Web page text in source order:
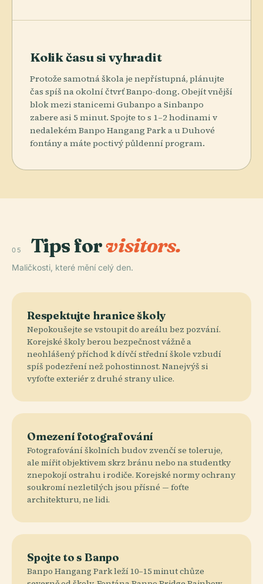
Kolik času si vyhradit
Protože samotná škola je nepřístupná, plánujte
čas spíš na okolní čtvrť Banpo-dong. Obejít vnější
blok mezi stanicemi Gubanpo a Sinbanpo
zabere asi 5 minut. Spojte to s 1–2 hodinami v
nedalekém Banpo Hangang Park a u Duhové
fontány a máte poctivý půldenní program.
05 Tips forvisitors.
Maličkosti, které mění celý den.
Respektujte hranice školy
Nepokoušejte se vstoupit do areálu bez pozvání.
Korejské školy berou bezpečnost vážně a
neohlášený příchod k dívčí střední škole vzbudí
spíš podezření než pohostinnost. Nanejvýš si
vyfoťte exteriér z druhé strany ulice.
Omezení fotografování
Fotografování školních budov zvenčí se toleruje,
ale mířit objektivem skrz bránu nebo na studentky
znepokojí ostrahu i rodiče. Korejské normy ochrany
soukromí nezletilých jsou přísné — foťte
architekturu, ne lidi.
Spojte to s Banpo
Banpo Hangang Park leží 10–15 minut chůze